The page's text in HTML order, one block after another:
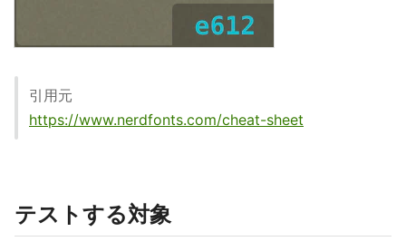
引用元
https://www.nerdfonts.com/cheat-sheet
テストする対象